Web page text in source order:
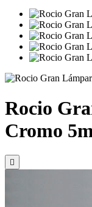
Rocio
Cromo
